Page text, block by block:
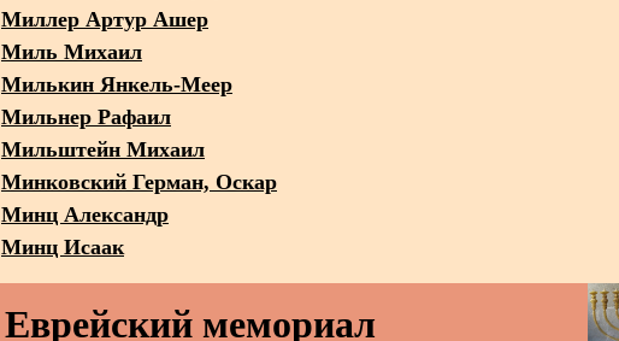
Миллер Артур Ашер
Миль Михаил
Милькин Янкель-Меер
Мильнер Рафаил
Мильштейн Михаил
Минковский Герман, Оскар
Минц Александр
Минц Исаак
Еврейский мемориал